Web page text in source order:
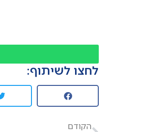
לחצו לשיתוף:
הקודם